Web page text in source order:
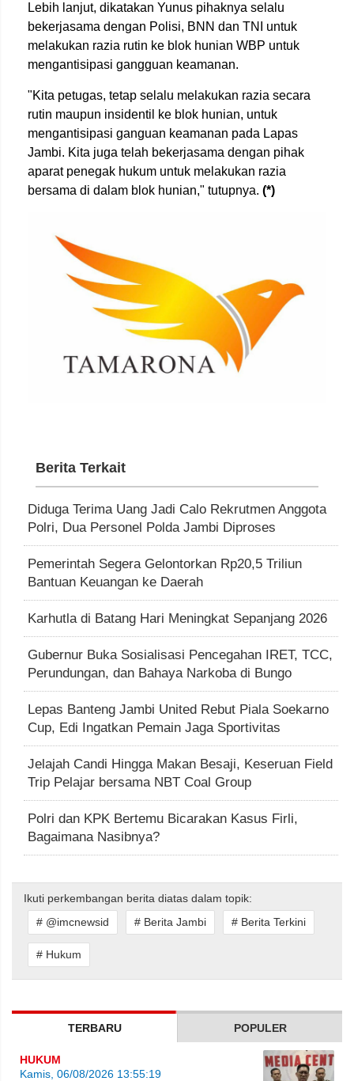
Lebih lanjut, dikatakan Yunus pihaknya selalu
bekerjasama dengan Polisi, BNN dan TNI untuk
melakukan razia rutin ke blok hunian WBP untuk
mengantisipasi gangguan keamanan.
"Kita petugas, tetap selalu melakukan razia secara
rutin maupun insidentil ke blok hunian, untuk
mengantisipasi ganguan keamanan pada Lapas
Jambi. Kita juga telah bekerjasama dengan pihak
aparat penegak hukum untuk melakukan razia
bersama di dalam blok hunian," tutupnya. (*)
Berita Terkait
Diduga Terima Uang Jadi Calo Rekrutmen Anggota
Polri, Dua Personel Polda Jambi Diproses
Pemerintah Segera Gelontorkan Rp20,5 Triliun
Bantuan Keuangan ke Daerah
Karhutla di Batang Hari Meningkat Sepanjang 2026
Gubernur Buka Sosialisasi Pencegahan IRET, TCC,
Perundungan, dan Bahaya Narkoba di Bungo
Lepas Banteng Jambi United Rebut Piala Soekarno
Cup, Edi Ingatkan Pemain Jaga Sportivitas
Jelajah Candi Hingga Makan Besaji, Keseruan Field
Trip Pelajar bersama NBT Coal Group
Polri dan KPK Bertemu Bicarakan Kasus Firli,
Bagaimana Nasibnya?
Ikuti perkembangan berita diatas dalam topik:
# @imcnewsid
# Berita Jambi # Berita Terkini
# Hukum
TERBARU POPULER
HUKUM
Kamis, 06/08/2026 13:55:19